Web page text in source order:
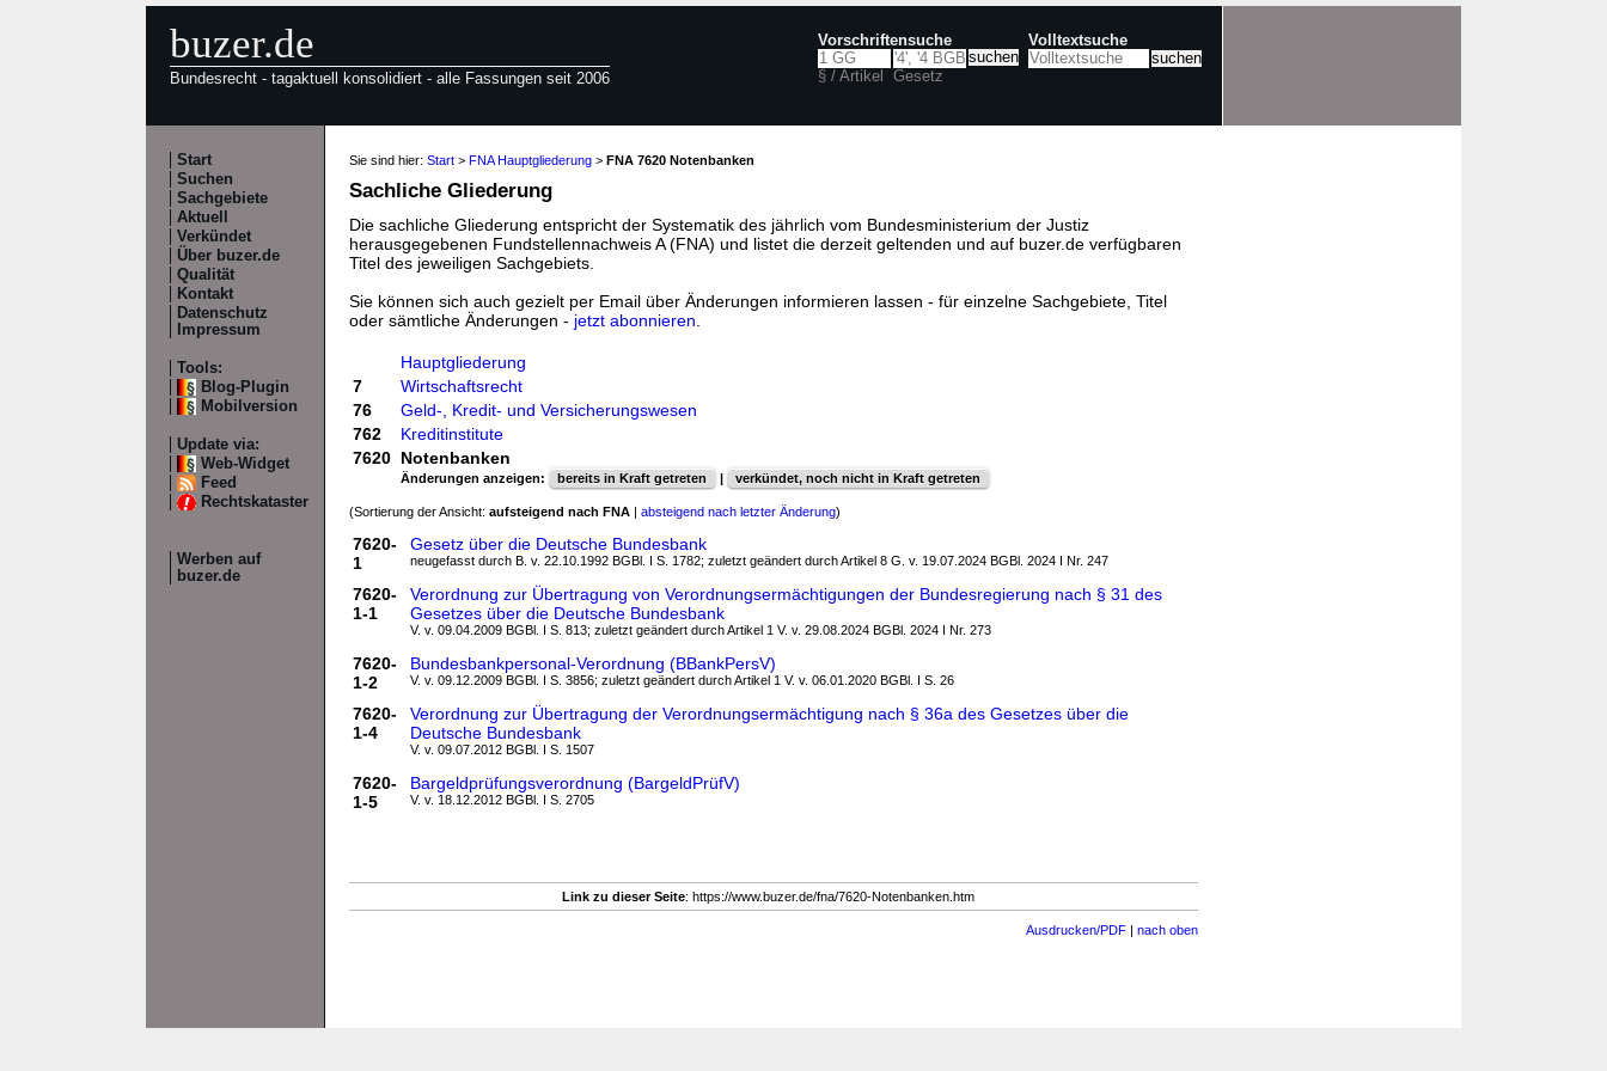
buzer.de
Bundesrecht - tagaktuell konsolidiert - alle Fassungen seit 2006
Vorschriftensuche
§ / Artikel Gesetz
Volltextsuche
Start
Suchen
Sachgebiete
Aktuell
Verkündet
Über buzer.de
Qualität
Kontakt
Datenschutz
Impressum
Tools:
Blog-Plugin
Mobilversion
Update via:
Web-Widget
Feed
Rechtskataster
Werben auf
buzer.de
Sie sind hier: Start > FNA Hauptgliederung > FNA 7620 Notenbanken
Sachliche Gliederung
Die sachliche Gliederung entspricht der Systematik des jährlich vom Bundesministerium der Justiz
herausgegebenen Fundstellennachweis A (FNA) und listet die derzeit geltenden und auf buzer.de verfügbaren
Titel des jeweiligen Sachgebiets.
Sie können sich auch gezielt per Email über Änderungen informieren lassen - für einzelne Sachgebiete, Titel
oder sämtliche Änderungen - jetzt abonnieren
Hauptgliederung
7
Wirtschaftsrecht
76
Geld-, Kredit- und Versicherungswesen
762
Kreditinstitute
7620 Notenbanken
Änderungen anzeigen: bereits in Kraft getreten | verkündet, noch nicht in Kraft getreten
(Sortierung der Ansicht: aufsteigend nach FNA | absteigend nach letzter Änderung)
7620-
1
Gesetz über die Deutsche Bundesbank
neugefasst durch B. v. 22.10.1992 BGBl. I S. 1782; zuletzt geändert durch Artikel 8 G. v. 19.07.2024 BGBl. 2024 I Nr. 247
7620-
1-1
Verordnung zur Übertragung von Verordnungsermächtigungen der Bundesregierung nach § 31 des
Gesetzes über die Deutsche Bundesbank
V. v. 09.04.2009 BGBl. I S. 813; zuletzt geändert durch Artikel 1 V. v. 29.08.2024 BGBl. 2024 I Nr. 273
7620-
1-2
Bundesbankpersonal-Verordnung (BBankPersV)
V. v. 09.12.2009 BGBl. I S. 3856; zuletzt geändert durch Artikel 1 V. v. 06.01.2020 BGBl. I S. 26
7620-
1-4
Verordnung zur Übertragung der Verordnungsermächtigung nach § 36a des Gesetzes über die
Deutsche Bundesbank
V. v. 09.07.2012 BGBl. I S. 1507
7620-
1-5
Bargeldprüfungsverordnung (BargeldPrüfV)
V. v. 18.12.2012 BGBl. I S. 2705
Link zu dieser Seite: https://www.buzer.de/fna/7620-Notenbanken.htm
Ausdrucken/PDF | nach oben